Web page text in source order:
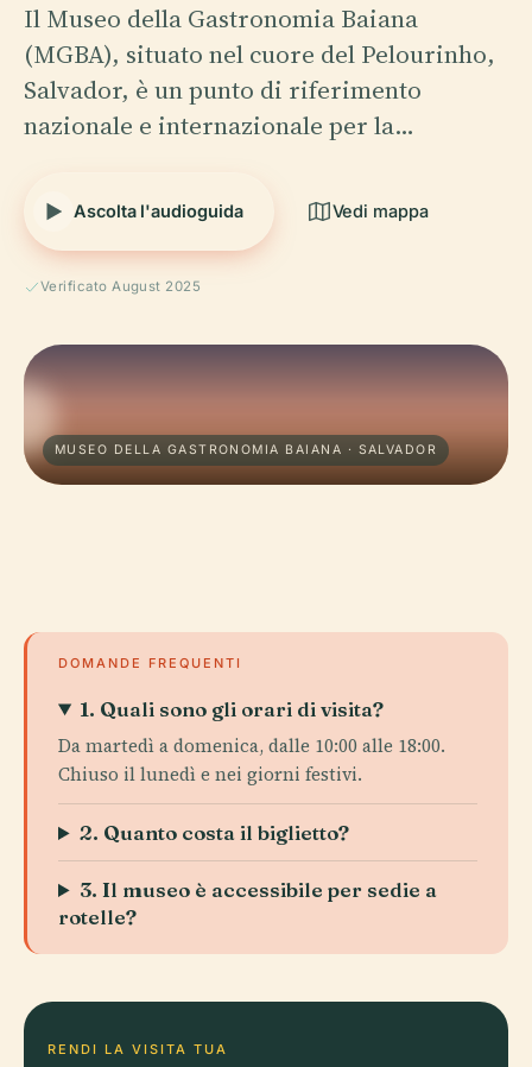
Il Museo della Gastronomia Baiana
(MGBA), situato nel cuore del Pelourinho,
Salvador, è un punto di riferimento
nazionale e internazionale per la…
Ascolta l'audioguida Vedi mappa
Verificato August 2025
MUSEO DELLA GASTRONOMIA BAIANA · SALVADOR
DOMANDE FREQUENTI
1. Quali sono gli orari di visita?
Da martedì a domenica, dalle 10:00 alle 18:00.
Chiuso il lunedì e nei giorni festivi.
2. Quanto costa il biglietto?
3. Il museo è accessibile per sedie a
rotelle?
RENDI LA VISITA TUA